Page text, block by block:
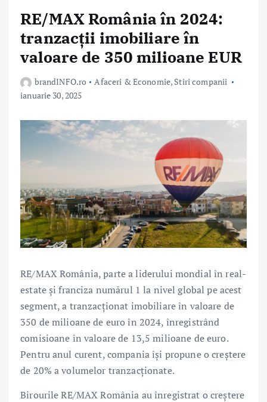
RE/MAX România în 2024:
tranzacții imobiliare în
valoare de 350 milioane EUR
brandINFO.ro Afaceri & Economie, Stiri companii
ianuarie 30, 2025
RE/MAX România, parte a liderului mondial în real-
estate şi franciza numărul 1 la nivel global pe acest
segment, a tranzacționat imobiliare în valoare de
350 de milioane de euro în 2024, înregistrând
comisioane în valoare de 13,5 milioane de euro.
Pentru anul curent, compania își propune o creștere
de 20% a volumelor tranzacționate.
Birourile RE/MAX România au înregistrat o creștere